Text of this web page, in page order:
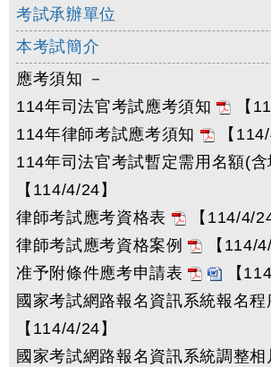
考試承辦單位
本考試簡介
應考須知 －
114年司法官考試應考須知
【
114年律師考試應考須知
【114/
114年司法官考試暫定需用名額(含
【114/4/24】
律師考試應考資格表
【114/4/24
律師考試應考資格案例
【114/
准予附條件應考申請表
【
國家考試網路報名資訊系統報名
【114/4/24】
國家考試網路報名資訊系統調整相